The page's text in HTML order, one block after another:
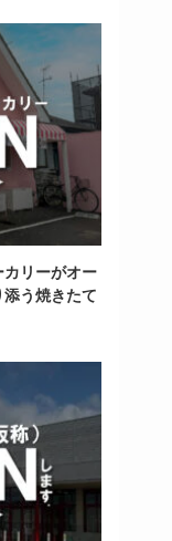
カリーがオー
う焼きたて